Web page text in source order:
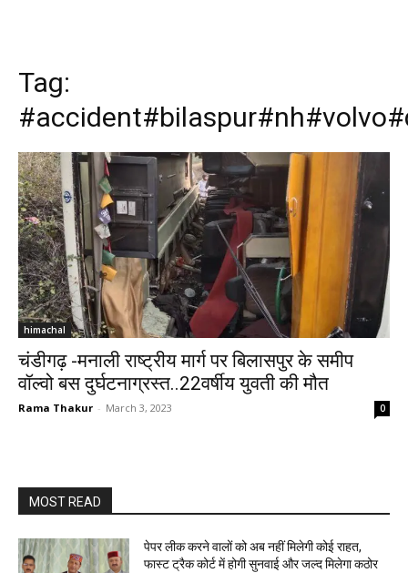
Tag:
himachal
चंडीगढ़ -मनाली राष्ट्रीय मार्ग पर बिलासपुर के समीप
वॉल्वो बस दुर्घटनाग्रस्त..22वर्षीय युवती की मौत
Rama Thakur - March 3, 2023 0
MOST READ
पेपर लीक करने वालों को अब नहीं मिलेगी कोई राहत,
फास्ट ट्रैक कोर्ट में होगी सुनवाई और जल्द मिलेगा कठोर